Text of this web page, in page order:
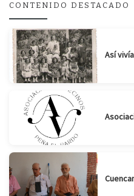
CONTENIDO DESTACADO
Así